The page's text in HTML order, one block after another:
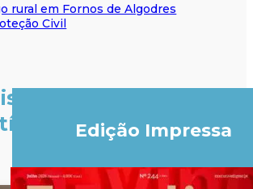
rural em Fornos de Algodres
Civil
Edição Impressa